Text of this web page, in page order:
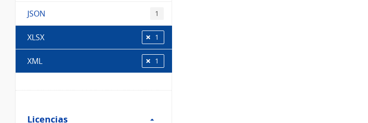
JSON 1
XLSX 1
XML 1
Licencias
Licencias